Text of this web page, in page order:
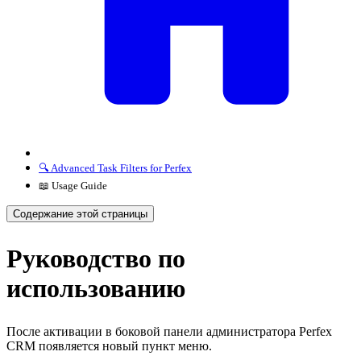
🔍 Advanced Task Filters for Perfex
📖 Usage Guide
Содержание этой страницы
Руководство по
использованию
После активации в боковой панели администратора Perfex
CRM появляется новый пункт меню.